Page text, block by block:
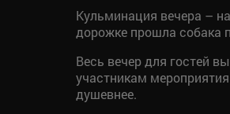
Кульминация вечера –
дорожке прошла собака
Весь вечер для гостей
участникам
душевнее.